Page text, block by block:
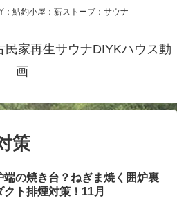
：鮎釣小屋：薪ストーブ：サウナ
家再生サウナDIYKハウス動
画
策
端の焼き台？ねぎま焼く囲炉裏
クト排煙対策！11月